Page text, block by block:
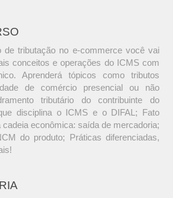
de tributação no e-commerce você vai
conceitos e operações do ICMS com
Aprenderá tópicos como tributos
de comércio presencial ou não
tributário do contribuinte do
disciplina o ICMS e o DIFAL; Fato
econômica: saída de mercadoria;
do produto; Práticas diferenciadas,